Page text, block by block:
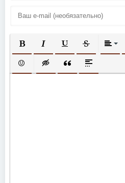
ПОЛУЖИРНЫЙ
КУРСИВПОДЧЕРКНУТЫЙ
ВСТАВИТЬ СМАЙЛИК
ВСТАВКА СКРЫТОГО
ВСТАВКА ЦИТАТЫ
ВСТАВКА